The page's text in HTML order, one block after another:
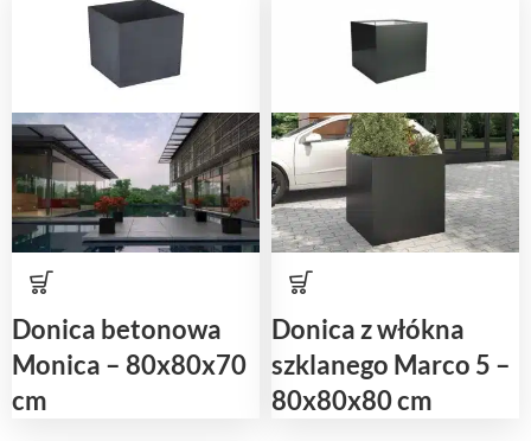
Donica betonowa
Monica – 80x80x70
cm
Donica z włókna
szklanego Marco 5 –
80x80x80 cm